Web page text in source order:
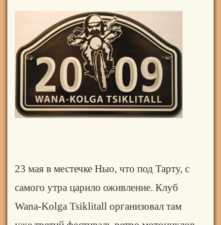
23 мая в местечке Ныо, что под Тарту, с
самого утра царило оживление. Клуб
Wana-Kolga Tsiklitall организовал там